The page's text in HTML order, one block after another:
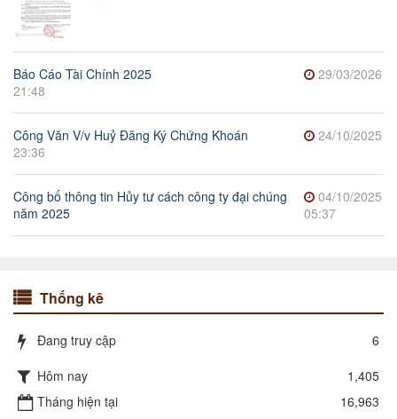
Báo Cáo Tài Chính 2025
29/03/2026
21:48
Công Văn V/v Huỷ Đăng Ký Chứng Khoán
24/10/2025
23:36
Công bố thông tin Hủy tư cách công ty đại chúng
năm 2025
04/10/2025
05:37
Thống kê
Đang truy cập
6
Hôm nay
1,405
Tháng hiện tại
16,963